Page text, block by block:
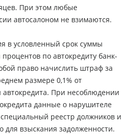
При этом любые
автосалоном не взимаются.
в условленный срок суммы
по автокредиту банк-
право начислить штраф за
размере 0,1% от
При несоблюдении
данные о нарушителе
реестр должников и
для взыскания задолженности.